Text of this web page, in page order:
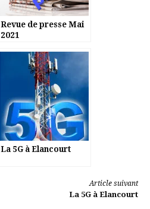
Revue de presse Mai
2021
La 5G à Elancourt
Article suivant
La 5G à Elancourt